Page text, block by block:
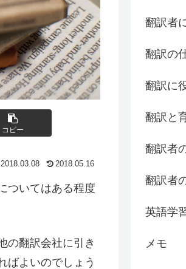
コピー
2018.03.08 2018.05.16
ついてはある程度
の翻訳会社に引き
ばよいのでしょう
翻訳者
翻訳の
翻訳に
翻訳と
翻訳者
翻訳者
英語学
メモ